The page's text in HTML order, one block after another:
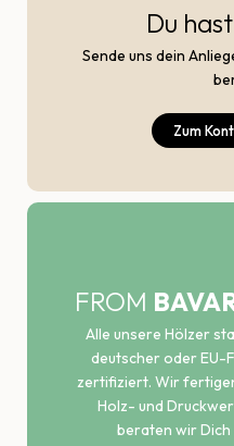
Du hast
Sende uns dein
Zum
FROM
Alle unsere Hölzer
deutscher oder
zertifiziert. Wir
Holz- und
beraten wir